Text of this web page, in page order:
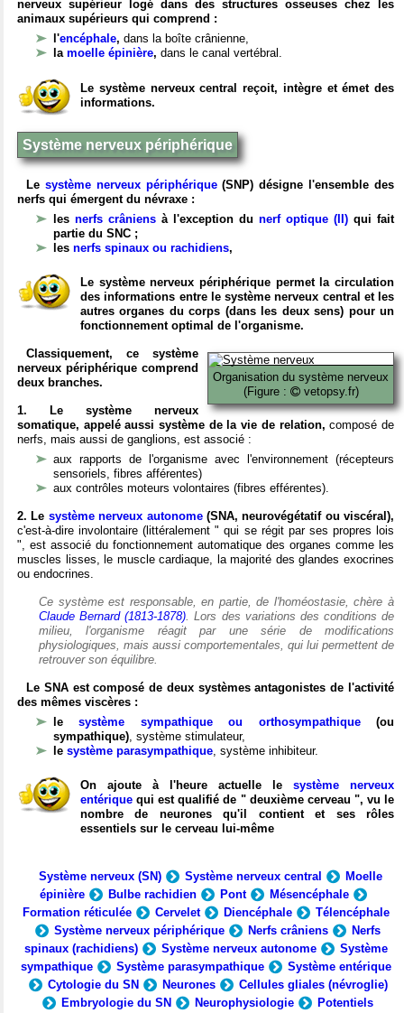
nerveux supérieur logé dans des structures osseuses chez les
animaux supérieurs qui comprend :
l'encéphale, dans la boîte crânienne,
la moelle épinière, dans le canal vertébral.
Le système nerveux central reçoit, intègre et émet des
informations.
Système nerveux périphérique
Le système nerveux périphérique(SNP) désigne l'ensemble des
nerfs qui émergent du névraxe :
les nerfs crâniens à l'exception du nerf optique (II) qui fait
partie du SNC ;
les nerfs spinaux ou rachidiens,
Le système nerveux périphérique permet la circulation
des informations entre le système nerveux central et les
autres organes du corps (dans les deux sens) pour un
fonctionnement optimal de l'organisme.
Organisation du système nerveux
(Figure :
vetopsy.fr)
Classiquement, ce système
nerveux périphérique comprend
deux branches.
1. Le système nerveux
somatique, appelé aussi système de la vie de relation, composé de
nerfs, mais aussi de ganglions, est associé :
aux rapports de l'organisme avec l'environnement (récepteurs
sensoriels, fibres afférentes)
aux contrôles moteurs volontaires (fibres efférentes).
2. Le système nerveux autonome(SNA, neurovégétatif ou viscéral),
c'est-à-dire involontaire (littéralement " qui se régit par ses propres lois
", est associé du fonctionnement automatique des organes comme les
muscles lisses, le muscle cardiaque, la majorité des glandes exocrines
ou endocrines.
Ce système est responsable, en partie, de l'homéostasie, chère à
Claude Bernard (1813-1878). Lors des variations des conditions de
milieu, l'organisme réagit par une série de modifications
physiologiques, mais aussi comportementales, qui lui permettent de
retrouver son équilibre.
Le SNA est composé de deux systèmes antagonistes de l'activité
des mêmes viscères :
lesystème sympathique ou orthosympathique(ou
sympathique), système stimulateur,
le système parasympathique, système inhibiteur.
On ajoute à l'heure actuelle le système nerveux
entérique qui est qualifié de " deuxième cerveau ", vu le
nombre de neurones qu'il contient et ses rôles
essentiels sur le cerveau lui-même
Système nerveux (SN) Système nerveux central
Moelle
épinière
Bulbe rachidien Pont
Mésencéphale
Formation réticulée
Cervelet Diencéphale
Télencéphale
Système nerveux périphérique
Nerfs crâniens
Nerfs
spinaux (rachidiens)
Système nerveux autonome
Système
sympathique
Système parasympathique
Système entérique
Cytologie du SN
Neurones
Cellules gliales (névroglie)
Embryologie du SN
Neurophysiologie
Potentiels